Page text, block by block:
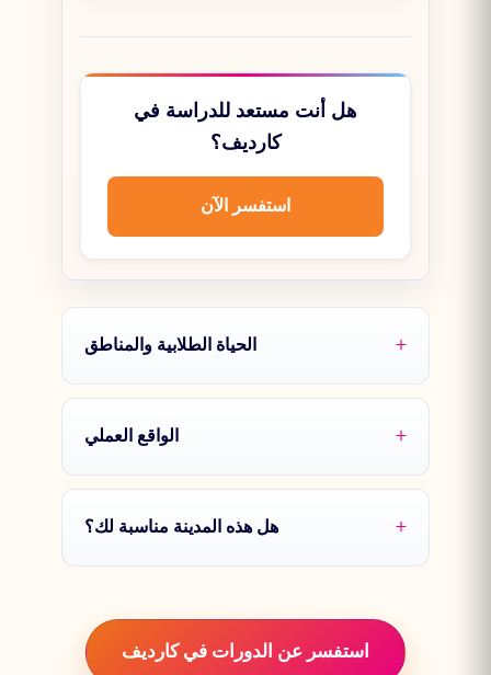
هل أنت مستعد للدراسة في
كارديف؟
استفسر الآن
الحياة الطلابية والمناطق
الواقع العملي
هل هذه المدينة مناسبة لك؟
استفسر عن الدورات في كارديف